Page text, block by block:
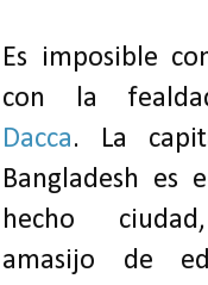
Es imposible
con la
Dacca. La
Bangladesh es
hecho
amasijo de